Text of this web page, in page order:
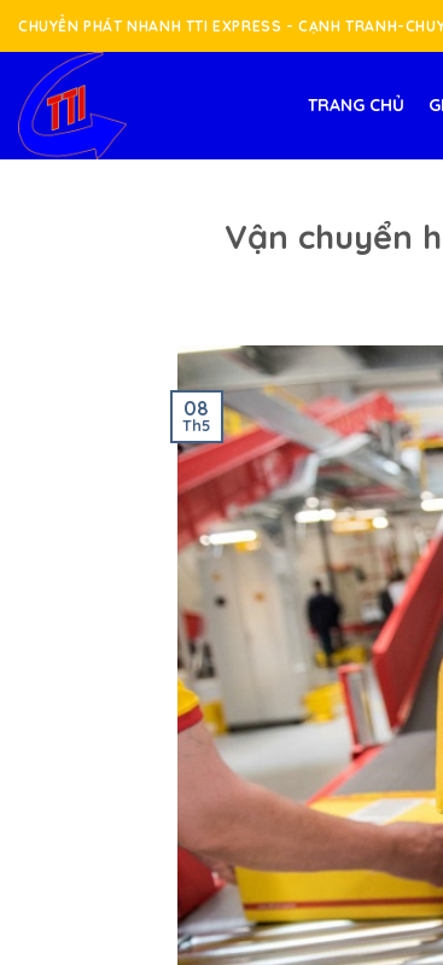
Skip
content
CHUYỂN PHÁT NHANH TTI EXPRESS - CẠNH TRANH-
TRANG CHỦ
Vận chuyển
08
Th5